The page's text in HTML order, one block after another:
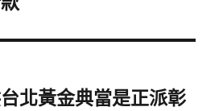
北黃金典當是正派彰